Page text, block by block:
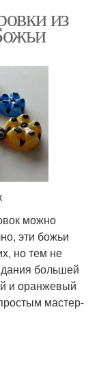
из
можно
эти божьи
но тем не
большей
и оранжевый
мастер-